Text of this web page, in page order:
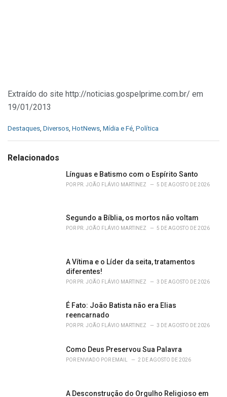
Extraído do site http://noticias.gospelprime.com.br/ em
19/01/2013
C
e
Destaques, Diversos, HotNews, Mídia e Fé, Política
Relacionados
Línguas e Batismo com o Espírito Santo
POR PR. JOÃO FLÁVIO MARTINEZ 5 DE AGOSTO DE 2026
Segundo a Bíblia, os mortos não voltam
POR PR. JOÃO FLÁVIO MARTINEZ 5 DE AGOSTO DE 2026
A Vítima e o Líder da seita, tratamentos
diferentes!
POR PR. JOÃO FLÁVIO MARTINEZ 3 DE AGOSTO DE 2026
É Fato: João Batista não era Elias
reencarnado
POR PR. JOÃO FLÁVIO MARTINEZ 3 DE AGOSTO DE 2026
Como Deus Preservou Sua Palavra
POR ENVIADO POR EMAIL 2 DE AGOSTO DE 2026
A Desconstrução do Orgulho Religioso em